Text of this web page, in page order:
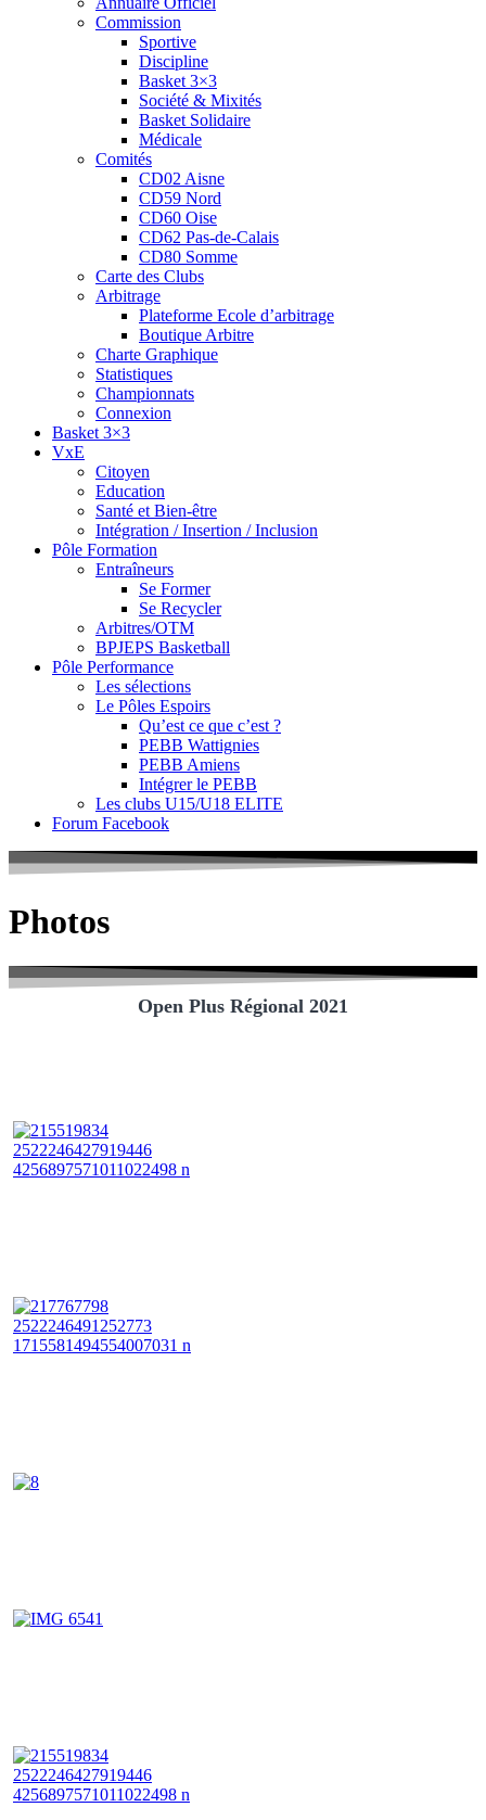
Commission
Sportive
Discipline
Basket 3×3
Société & Mixités
Basket Solidaire
Médicale
Comités
CD02 Aisne
CD59 Nord
CD60 Oise
CD62 Pas-de-Calais
CD80 Somme
Carte des Clubs
Arbitrage
Plateforme Ecole d’arbitrage
Boutique Arbitre
Charte Graphique
Statistiques
Championnats
Connexion
Basket 3×3
VxE
Citoyen
Education
Santé et Bien-être
Intégration / Insertion / Inclusion
Pôle Formation
Entraîneurs
Se Former
Se Recycler
Arbitres/OTM
BPJEPS Basketball
Pôle Performance
Les sélections
Le Pôles Espoirs
Qu’est ce que c’est ?
PEBB Wattignies
PEBB Amiens
Intégrer le PEBB
Les clubs U15/U18 ELITE
Forum Facebook
Photos
Open Plus Régional 2021